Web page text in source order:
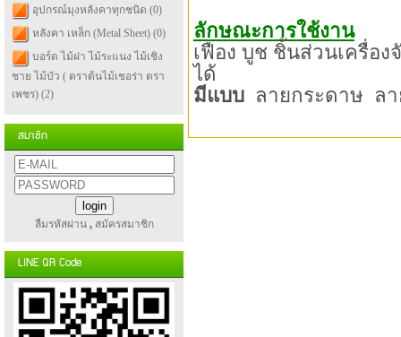
อุปกรณ์มุงหลังคาทุกชนิด (0)
หลังคา เหล็ก (Metal Sheet) (0)
บอร์ด ไม้ฝา ไม้ระแนง ไม้เชิง
ชาย ไม้บัว ( ตราต้นไม้เชอร่า ตรา
เพชร) (2)
สมาชิก
ลืมรหัสผ่าน , สมัครสมาชิก
LINE QR Code
ลักษณะการใช้งาน
เฟือง บูช ชิ้นส่วนเครื่อ
ได้
มีแบบ ลายกระดาษ ล